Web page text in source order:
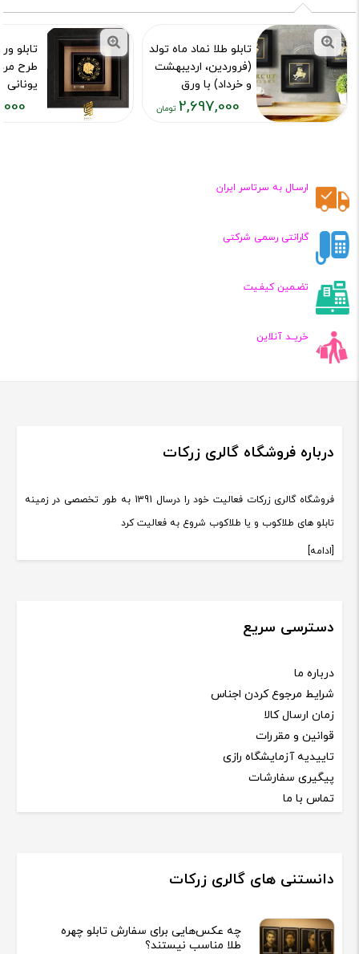
تابلو طلا نماد ماه تولد
(فروردین، اردیبهشت
و خرداد) با ورق
روکش طلای 24 عیار
2,697,000
تابلو
طرح
یونانی
کد محصول
ارسـال به سرتاسر ایران
گارانتی رسمی شرکتی
تضـمین کیفـیت
خریــد آنلاین
درباره فروشگاه گالری زرکات
فروشگاه گالری زرکات فعالیت خود را درسال 1391 به طور تخصصی در زمینه
تابلو های طلاکوب و یا طلاکوب شروع به فعالیت کرد
[ادامه]
دسترسی سریع
درباره ما
شرایط مرجوع کردن اجناس
زمان ارسال کالا
قوانین و مقررات
تاییدیه آزمایشگاه رازی
پیگیری سفارشات
تماس با ما
دانستنی های گالری زرکات
چه عکس‌هایی برای سفارش تابلو چهره
طلا مناسب نیستند؟